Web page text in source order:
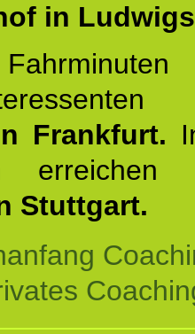
in
Frankfurt.
Stuttgart.